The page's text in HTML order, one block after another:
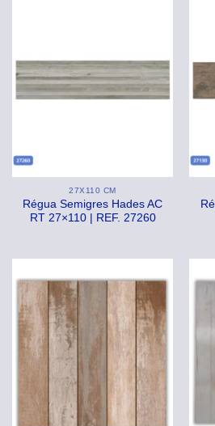
27X110 CM
Régua Semigres Hades AC
RT 27×110 | REF. 27260